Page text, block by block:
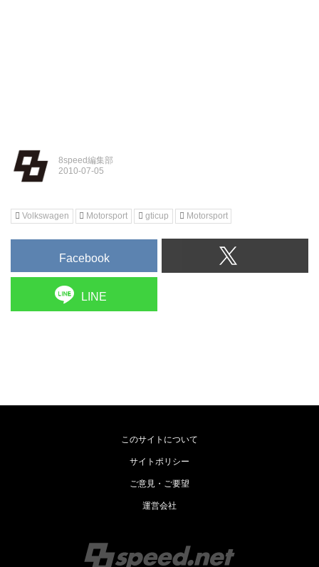
8speed編集部
Volkswagen Motorsport gticup Motorsport
Facebook
LINE
このサイトについて
サイトポリシー
ご意見・ご要望
運営会社